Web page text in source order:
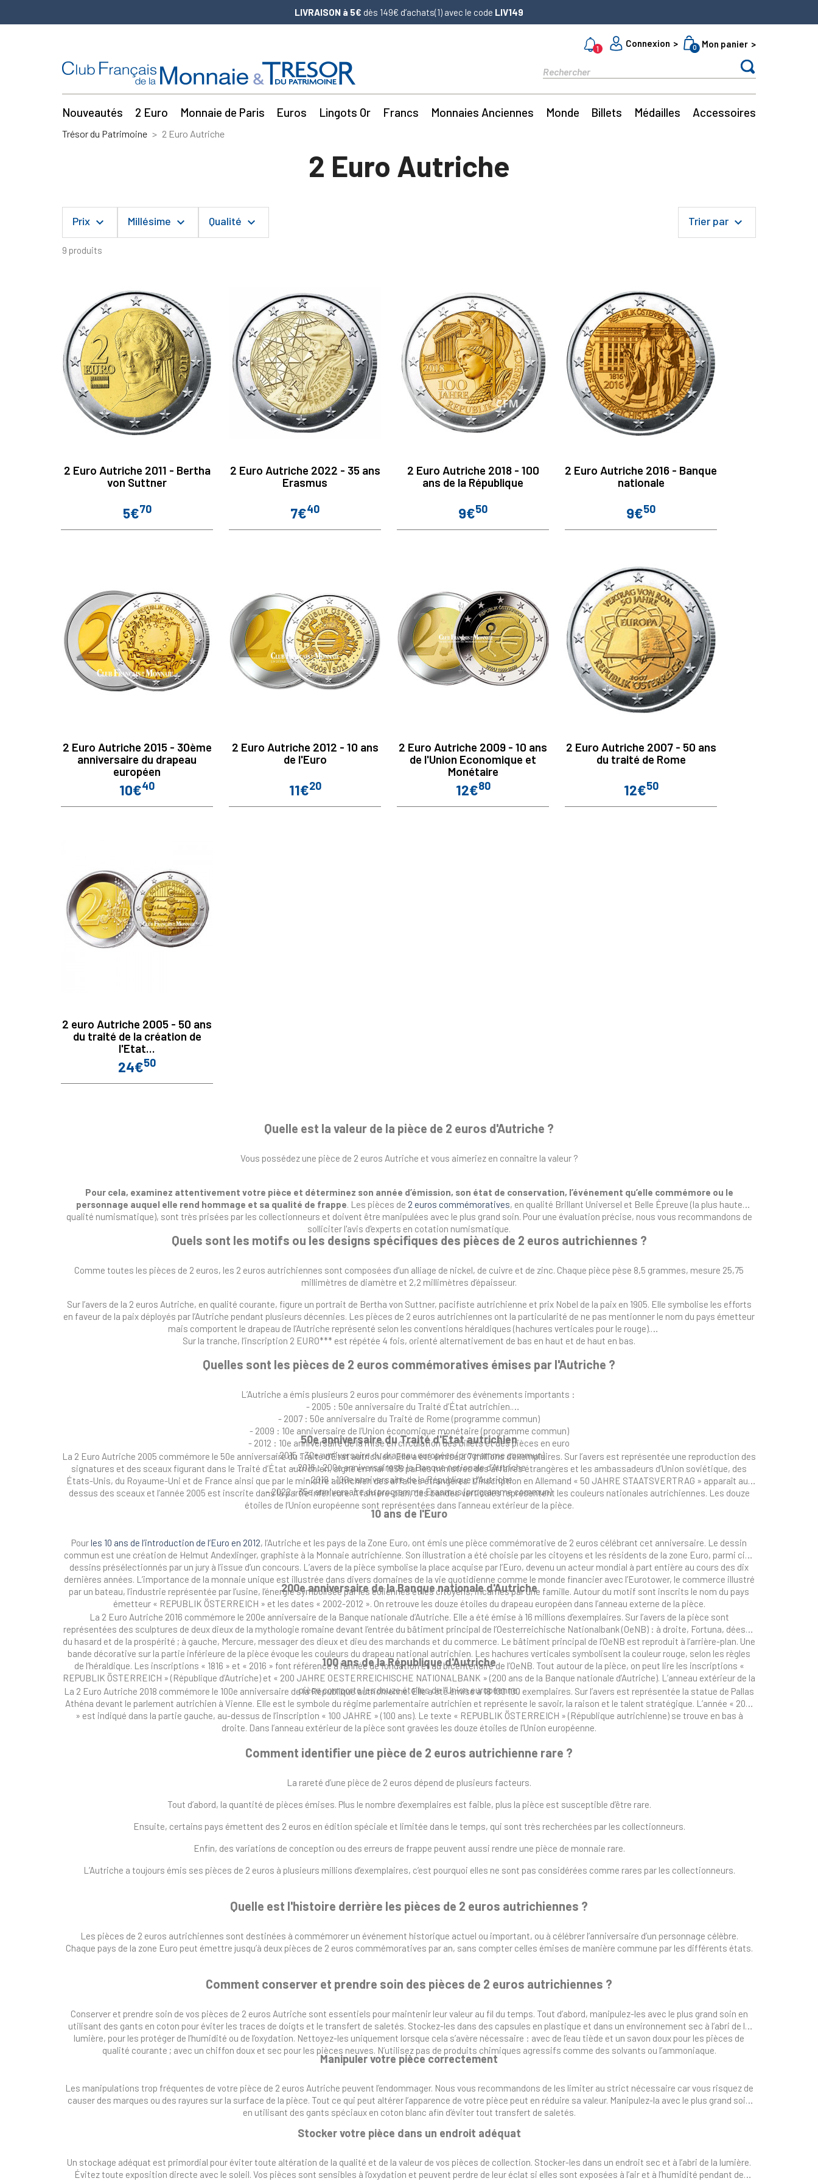
LIVRAISON à 5€ dès 149€ d’achats(1) avec le code LIV149
1
Connexion 0 Mon panier
Nouveautés 2 Euro Monnaie de Paris Euros Lingots Or Francs Monnaies Anciennes Monde Billets Médailles Accessoires
Trésor du Patrimoine 2 Euro Autriche
2 Euro Autriche
Prix keyboard_arrow_down Millésime keyboard_arrow_down Qualité keyboard_arrow_down Trier par keyboard_arrow_down
9 produits
2 Euro Autriche 2011 - Bertha
von Suttner
Prix
5€70
2 Euro Autriche 2022 - 35 ans
Erasmus
Prix
7€40
2 Euro Autriche 2018 - 100
ans de la République
Prix
9€50
2 Euro Autriche 2016 - Banque
nationale
Prix
9€50
2 Euro Autriche 2015 - 30ème
anniversaire du drapeau
européen
Prix
10€40
2 Euro Autriche 2012 - 10 ans
de l'Euro
Prix
11€20
2 Euro Autriche 2009 - 10 ans
de l'Union Economique et
Monétaire
Prix
12€80
2 Euro Autriche 2007 - 50 ans
du traité de Rome
Prix
12€50
2 euro Autriche 2005 - 50 ans
du traité de la création de
l'Etat...
Prix
24€50
Quelle est la valeur de la pièce de 2 euros d'Autriche ?
Vous possédez une pièce de 2 euros Autriche et vous aimeriez en connaître la valeur ?
Pour cela, examinez attentivement votre pièce et déterminez son année d’émission, son état de conservation, l’événement qu’elle commémore ou le
personnage auquel elle rend hommage et sa qualité de frappe. Les pièces de 2 euros commémoratives, en qualité Brillant Universel et Belle Épreuve (la plus haute
qualité numismatique), sont très prisées par les collectionneurs et doivent être manipulées avec le plus grand soin. Pour une évaluation précise, nous vous recommandons de
solliciter l'avis d'experts en cotation numismatique.
Quels sont les motifs ou les designs spécifiques des pièces de 2 euros autrichiennes ?
Comme toutes les pièces de 2 euros, les 2 euros autrichiennes sont composées d’un alliage de nickel, de cuivre et de zinc. Chaque pièce pèse 8,5 grammes, mesure 25,75
millimètres de diamètre et 2,2 millimètres d’épaisseur.
Sur l’avers de la 2 euros Autriche, en qualité courante, figure un portrait de Bertha von Suttner, pacifiste autrichienne et prix Nobel de la paix en 1905. Elle symbolise les efforts
en faveur de la paix déployés par l’Autriche pendant plusieurs décennies. Les pièces de 2 euros autrichiennes ont la particularité de ne pas mentionner le nom du pays émetteur
mais comportent le drapeau de l’Autriche représenté selon les conventions héraldiques (hachures verticales pour le rouge).
Sur la tranche, l’inscription 2 EURO*** est répétée 4 fois, orienté alternativement de bas en haut et de haut en bas.
Quelles sont les pièces de 2 euros commémoratives émises par l'Autriche ?
L’Autriche a émis plusieurs 2 euros pour commémorer des événements importants :
- 2005 : 50e anniversaire du Traité d’État autrichien.
- 2007 : 50e anniversaire du Traité de Rome (programme commun)
- 2009 : 10e anniversaire de l’Union économique monétaire (programme commun)
- 2012 : 10e anniversaire de la mise en circulation des billets et des pièces en euro
- 2015 : 30e anniversaire du drapeau européen (programme commun)
- 2016 : 200e anniversaire de la Banque nationale d’Autriche
- 2018 : 100e anniversaire de la République d’Autriche
- 2022 : 35e anniversaire du programme Erasmus (programme commun)
50e anniversaire du Traité d'État autrichien
La 2 Euro Autriche 2005 commémore le 50e anniversaire du Traité d’État autrichien. Elle a été émise à 7 millions d’exemplaires. Sur l’avers est représentée une reproduction des
signatures et des sceaux figurant dans le Traité d’État autrichien, signé en mai 1955 par les ministres des affaires étrangères et les ambassadeurs d’Union soviétique, des
États-Unis, du Royaume-Uni et de France ainsi que par le ministre autrichien des affaires étrangères. L’inscription en Allemand « 50 JAHRE STAATSVERTRAG » apparaît au-
dessus des sceaux et l’année 2005 est inscrite dans la partie inférieure. À l’arrière-plan, des bandes verticales représentent les couleurs nationales autrichiennes. Les douze
étoiles de l’Union européenne sont représentées dans l’anneau extérieur de la pièce.
10 ans de l'Euro
Pourles 10 ans de l’introduction de l’Euro en 2012, l’Autriche et les pays de la Zone Euro, ont émis une pièce commémorative de 2 euros célébrant cet anniversaire. Le dessin
commun est une création de Helmut Andexlinger, graphiste à la Monnaie autrichienne. Son illustration a été choisie par les citoyens et les résidents de la zone Euro, parmi cinq
dessins présélectionnés par un jury à l’issue d’un concours. L’avers de la pièce symbolise la place acquise par l’Euro, devenu un acteur mondial à part entière au cours des dix
dernières années. L’importance de la monnaie unique est illustrée dans divers domaines de la vie quotidienne comme le monde financier avec l’Eurotower, le commerce illustré
par un bateau, l’industrie représentée par l’usine, l’énergie symbolisée par les éoliennes et les citoyens, incarnés par une famille. Autour du motif sont inscrits le nom du pays
émetteur « REPUBLIK ÖSTERREICH » et les dates « 2002-2012 ». On retrouve les douze étoiles du drapeau européen dans l’anneau externe de la pièce.
200e anniversaire de la Banque nationale d'Autriche
La 2 Euro Autriche 2016 commémore le 200e anniversaire de la Banque nationale d’Autriche. Elle a été émise à 16 millions d’exemplaires. Sur l’avers de la pièce sont
représentées des sculptures de deux dieux de la mythologie romaine devant l’entrée du bâtiment principal de l’Oesterreichische Nationalbank (OeNB) : à droite, Fortuna, déesse
du hasard et de la prospérité ; à gauche, Mercure, messager des dieux et dieu des marchands et du commerce. Le bâtiment principal de l’OeNB est reproduit à l’arrière-plan. Une
bande décorative sur la partie inférieure de la pièce évoque les couleurs du drapeau national autrichien. Les hachures verticales symbolisent la couleur rouge, selon les règles
de l’héraldique. Les inscriptions « 1816 » et « 2016 » font référence à l’année de fondation et au bicentenaire de l’OeNB. Tout autour de la pièce, on peut lire les inscriptions «
REPUBLIK ÖSTERREICH » (République d’Autriche) et « 200 JAHRE OESTERREICHISCHE NATIONALBANK » (200 ans de la Banque nationale d’Autriche). L’anneau extérieur de la
pièce comporte les douze étoiles de l’Union européenne.
100 ans de la République d'Autriche
La 2 Euro Autriche 2018 commémore le 100e anniversaire de la République autrichienne. Elle a été émise à 18 100 100 exemplaires. Sur l’avers est représentée la statue de Pallas
Athéna devant le parlement autrichien à Vienne. Elle est le symbole du régime parlementaire autrichien et représente le savoir, la raison et le talent stratégique. L’année « 2018
» est indiqué dans la partie gauche, au-dessus de l’inscription « 100 JAHRE » (100 ans). Le texte « REPUBLIK ÖSTERREICH » (République autrichienne) se trouve en bas à
droite. Dans l’anneau extérieur de la pièce sont gravées les douze étoiles de l’Union européenne.
Comment identifier une pièce de 2 euros autrichienne rare ?
La rareté d’une pièce de 2 euros dépend de plusieurs facteurs.
Tout d’abord, la quantité de pièces émises. Plus le nombre d’exemplaires est faible, plus la pièce est susceptible d’être rare.
Ensuite, certains pays émettent des 2 euros en édition spéciale et limitée dans le temps, qui sont très recherchées par les collectionneurs.
Enfin, des variations de conception ou des erreurs de frappe peuvent aussi rendre une pièce de monnaie rare.
L’Autriche a toujours émis ses pièces de 2 euros à plusieurs millions d’exemplaires, c’est pourquoi elles ne sont pas considérées comme rares par les collectionneurs.
Quelle est l'histoire derrière les pièces de 2 euros autrichiennes ?
Les pièces de 2 euros autrichiennes sont destinées à commémorer un événement historique actuel ou important, ou à célébrer l’anniversaire d’un personnage célèbre.
Chaque pays de la zone Euro peut émettre jusqu’à deux pièces de 2 euros commémoratives par an, sans compter celles émises de manière commune par les différents états.
Comment conserver et prendre soin des pièces de 2 euros autrichiennes ?
Conserver et prendre soin de vos pièces de 2 euros Autriche sont essentiels pour maintenir leur valeur au fil du temps. Tout d’abord, manipulez-les avec le plus grand soin en
utilisant des gants en coton pour éviter les traces de doigts et le transfert de saletés. Stockez-les dans des capsules en plastique et dans un environnement sec à l’abri de la
lumière, pour les protéger de l’humidité ou de l’oxydation. Nettoyez-les uniquement lorsque cela s’avère nécessaire : avec de l’eau tiède et un savon doux pour les pièces de
qualité courante ; avec un chiffon doux et sec pour les pièces neuves. N’utilisez pas de produits chimiques agressifs comme des solvants ou l’ammoniaque.
Manipuler votre pièce correctement
Les manipulations trop fréquentes de votre pièce de 2 euros Autriche peuvent l’endommager. Nous vous recommandons de les limiter au strict nécessaire car vous risquez de
causer des marques ou des rayures sur la surface de la pièce. Tout ce qui peut altérer l’apparence de votre pièce peut en réduire sa valeur. Manipulez-la avec le plus grand soin
en utilisant des gants spéciaux en coton blanc afin d’éviter tout transfert de saletés.
Stocker votre pièce dans un endroit adéquat
Un stockage adéquat est primordial pour éviter toute altération de la qualité et de la valeur de vos pièces de collection. Stocker-les dans un endroit sec et à l’abri de la lumière.
Évitez toute exposition directe avec le soleil. Vos pièces sont sensibles à l’oxydation et peuvent perdre de leur éclat si elles sont exposées à l’air et à l’humidité pendant de